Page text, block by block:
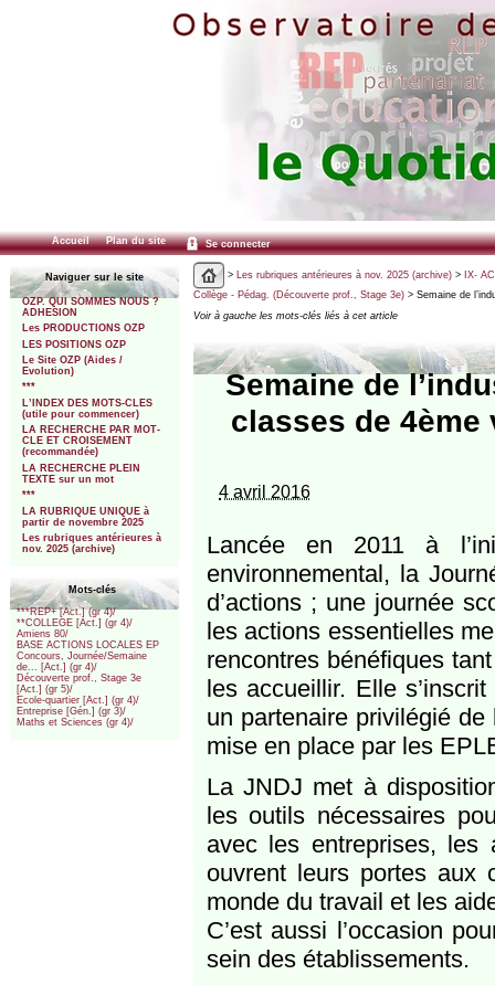
Accueil Plan du site Se connecter
Naviguer sur le site
OZP. QUI SOMMES NOUS ?
ADHESION
Les PRODUCTIONS OZP
LES POSITIONS OZP
Le Site OZP (Aides /
Evolution)
***
L’INDEX DES MOTS-CLES
(utile pour commencer)
LA RECHERCHE PAR MOT-
CLE ET CROISEMENT
(recommandée)
LA RECHERCHE PLEIN
TEXTE sur un mot
***
LA RUBRIQUE UNIQUE à
partir de novembre 2025
Les rubriques antérieures à
nov. 2025 (archive)
Mots-clés
***REP+ [Act.] (gr 4)/
**COLLEGE [Act.] (gr 4)/
Amiens 80/
BASE ACTIONS LOCALES EP
Concours, Journée/Semaine
de... [Act.] (gr 4)/
Découverte prof., Stage 3e
[Act.] (gr 5)/
Ecole-quartier [Act.] (gr 4)/
Entreprise [Gén.] (gr 3)/
Maths et Sciences (gr 4)/
> Les rubriques antérieures à nov. 2025 (archive)> IX-
Collège - Pédag. (Découverte prof., Stage 3e)> Semaine de
Voir à gauche les mots-clés liés à cet article
Semaine de
classes de
4 avril 2016
Lancée en 2011 à
environnemental, la
d’actions ; une journée
les actions essentielles
rencontres bénéfiques
les accueillir. Elle
un partenaire privilégié
mise en place par les
La JNDJ met à
les outils nécessaires
avec les entreprises, les
ouvrent leurs portes aux
monde du travail et les
C’est aussi l’occasion
sein des établissements.